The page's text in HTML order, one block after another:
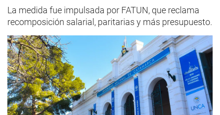
La medida fue impulsada por FATUN, que reclama
recomposición salarial, paritarias y más presupuesto.